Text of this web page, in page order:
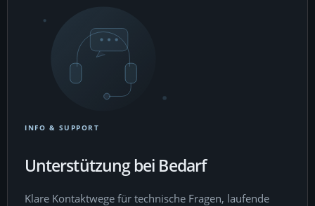
INFO & SUPPORT
Unterstützung bei Bedarf
Klare Kontaktwege für technische Fragen, laufende